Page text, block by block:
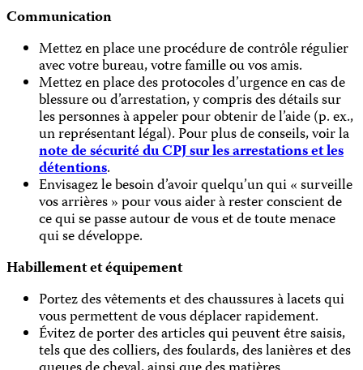
Communication
Mettez en place une procédure de contrôle régulier
avec votre bureau, votre famille ou vos amis.
Mettez en place des protocoles d’urgence en cas de
blessure ou d’arrestation, y compris des détails sur
les personnes à appeler pour obtenir de l’aide (p. ex.,
un représentant légal). Pour plus de conseils, voir la
note de sécurité du CPJ sur les arrestations et les
détentions.
Envisagez le besoin d’avoir quelqu’un qui « surveille
vos arrières » pour vous aider à rester conscient de
ce qui se passe autour de vous et de toute menace
qui se développe.
Habillement et équipement
Portez des vêtements et des chaussures à lacets qui
vous permettent de vous déplacer rapidement.
Évitez de porter des articles qui peuvent être saisis,
tels que des colliers, des foulards, des lanières et des